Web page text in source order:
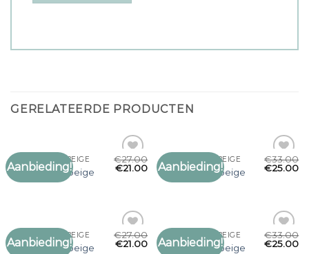
GERELATEERDE PRODUCTEN
Aanbieding!
Toevoegen
SJAAL DAMES BEIGE
sjaal dames beige
€27.00
€21.00 Aanbieding!
Toevoegen
SJAAL DAMES BEIGE
sjaal dames beige
€33.00
€25.00
Aanbieding!
Toevoegen
SJAAL DAMES BEIGE
sjaal dames beige
€27.00
€21.00 Aanbieding!
Toevoegen
SJAAL DAMES BEIGE
sjaal dames beige
€33.00
€25.00